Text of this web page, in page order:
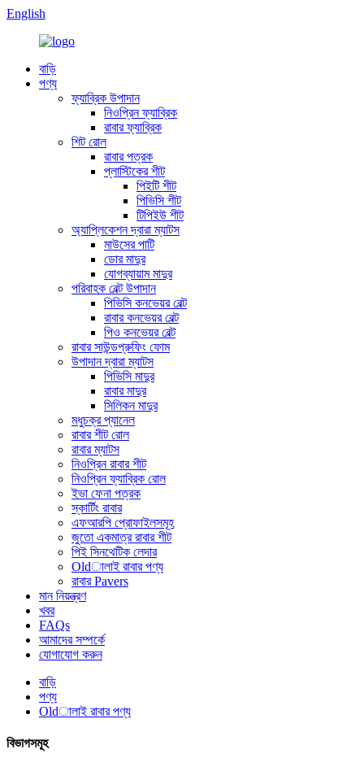
English
বাড়ি
পণ্য
ফ্যাব্রিক উপাদান
নিওপ্রিন ফ্যাব্রিক
রাবার ফ্যাব্রিক
শিট রোল
রাবার পত্রক
প্লাস্টিকের শীট
পিইটি শীট
পিভিসি শীট
টিপিইউ শীট
অ্যাপ্লিকেশন দ্বারা ম্যাটস
মাউসের পাটি
ডোর মাদুর
যোগব্যায়াম মাদুর
পরিবাহক বেল্ট উপাদান
পিভিসি কনভেয়র বেল্ট
রাবার কনভেয়র বেল্ট
পিও কনভেয়র বেল্ট
রাবার সাউন্ডপ্রুফিং ফোম
উপাদান দ্বারা ম্যাটস
পিভিসি মাদুর
রাবার মাদুর
সিলিকন মাদুর
মধুচক্র প্যানেল
রাবার শীট রোল
রাবার ম্যাটস
নিওপ্রিন রাবার শীট
নিওপ্রিন ফ্যাব্রিক রোল
ইভা ফেনা পত্রক
স্কার্টিং রাবার
এফআরপি প্রোফাইলসমূহ
জুতো একমাত্র রাবার শীট
পিই সিনথেটিক লেদার
Oldালাই রাবার পণ্য
রাবার Pavers
মান নিয়ন্ত্রণ
খবর
FAQs
আমাদের সম্পর্কে
যোগাযোগ করুন
বাড়ি
পণ্য
Oldালাই রাবার পণ্য
বিভাগসমূহ